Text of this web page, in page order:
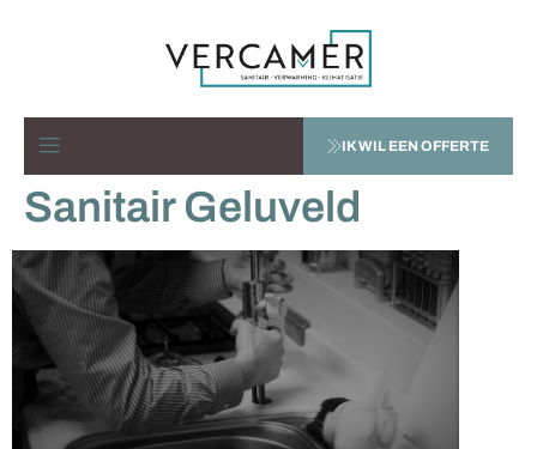
IK WIL EEN OFFERTE
Sanitair Geluveld